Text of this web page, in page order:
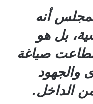
أنه
بل هو
صياغة
والجهود
الداخل.